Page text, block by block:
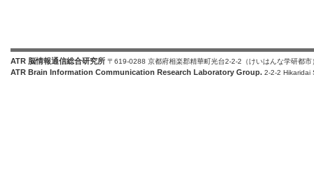
ATR 脳情報通信総合研究所 〒619-0288 京都府相楽郡精華町光台2-2-2（けいはんな学研都市
ATR Brain Information Communication Research Laboratory Group. 2-2-2 Hikaridai